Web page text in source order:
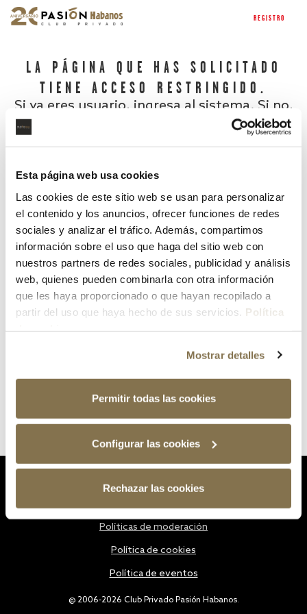
Esta página web usa cookies
Las cookies de este sitio web se usan para personalizar
el contenido y los anuncios, ofrecer funciones de redes
sociales y analizar el tráfico. Además, compartimos
información sobre el uso que haga del sitio web con
nuestros partners de redes sociales, publicidad y análisis
web, quienes pueden combinarla con otra información
que les haya proporcionado o que hayan recopilado a
partir del uso que haya hecho de sus servicios. Política
Mostrar detalles
Permitir todas las cookies
Configurar las cookies
Rechazar las cookies
REGISTRO
LA PÁGINA QUE HAS SOLICITADO
TIENE ACCESO RESTRINGIDO.
Si ya eres usuario, ingresa al sistema. Si no,
¿Has olvidado tu contraseña?
@ 2006-2026 Club Privado Pasión Habanos.
Políticas de moderación
Política de cookies
Política de eventos